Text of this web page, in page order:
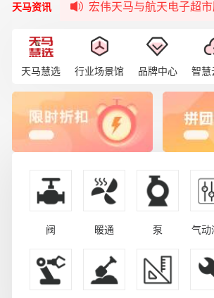
天马资讯
签约喜讯 | 宏伟与中铝集
天马慧选 行业场景馆 品牌中心 智慧
阀 暖通 泵 气动